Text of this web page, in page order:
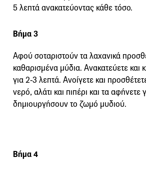
5 λεπτά ανακατεύοντας κάθε τόσο.
Βήμα 3
Αφού σοταριστούν τα λαχανικά
καθαρισμένα μύδια. Ανακατεύετε και
για 2-3 λεπτά. Ανοίγετε και
νερό, αλάτι και πιπέρι και τα
δημιουργήσουν το ζωμό μυδιού.
Βήμα 4